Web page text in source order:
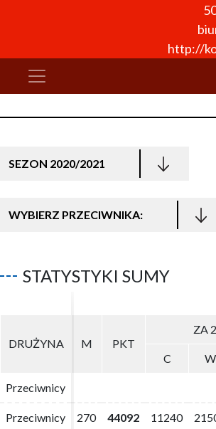
http://
SEZON 2020/2021
WYBIERZ PRZECIWNIKA:
STATYSTYKI SUMY
DRUŻYNA M PKT
ZA 2
C W
Przeciwnicy
Przeciwnicy 270 44092 11240
DRUŻYNA M PKT
ZA 2
C W
Przeciwnicy
Przeciwnicy 270 44092 11240